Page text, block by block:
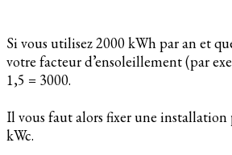
Si vous utilisez 2000 kWh par an et
votre facteur d’ensoleillement (par
1,5 = 3000.
Il vous faut alors fixer une
kWc.